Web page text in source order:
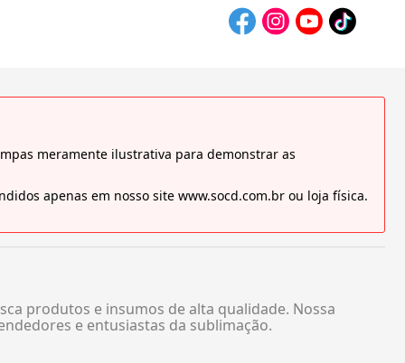
meramente ilustrativa para demonstrar as
apenas em nosso site www.socd.com.br ou loja física.
produtos e insumos de alta qualidade. Nossa
e entusiastas da sublimação.